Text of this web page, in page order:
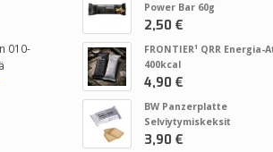
010-
Power Bar 60g
2,50 €
FRONTIER¹ QRR Energia-
400kcal
4,90 €
BW Panzerplatte
Selviytymiskeksit
3,90 €